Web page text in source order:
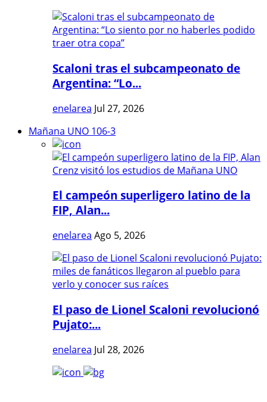
Scaloni tras el subcampeonato de
Argentina: “Lo...
enelarea Jul 27, 2026
Mañana UNO 106-3
El campeón superligero latino de la
FIP, Alan...
enelarea Ago 5, 2026
El paso de Lionel Scaloni revolucionó
Pujato:...
enelarea Jul 28, 2026